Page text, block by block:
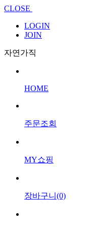
CLOSE
LOGIN
JOIN
자연가직
HOME
주문조회
MY쇼핑
장바구니(0)